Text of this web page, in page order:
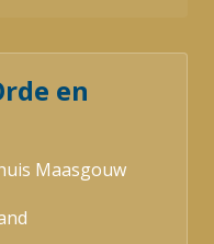
en
Maasgouw